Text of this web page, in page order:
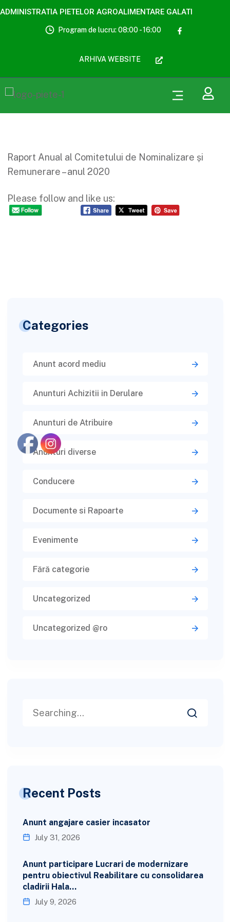
ADMINISTRATIA PIETELOR AGROALIMENTARE GALATI
Program de lucru: 08:00 - 16:00
ARHIVA WEBSITE
Raport Anual al Comitetului de Nominalizare și
Remunerare – anul 2020
Please follow and like us:
Categories
Anunt acord mediu
Anunturi Achizitii in Derulare
Anunturi de Atribuire
Anunturi diverse
Conducere
Documente si Rapoarte
Evenimente
Fără categorie
Uncategorized
Uncategorized @ro
Recent Posts
Anunt angajare casier incasator
July 31, 2026
Anunt participare Lucrari de modernizare
pentru obiectivul Reabilitare cu consolidarea
cladirii Hala…
July 9, 2026